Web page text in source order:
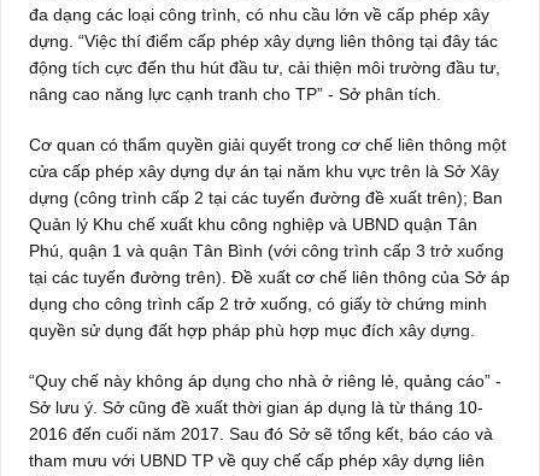
đa dạng các loại công trình, có nhu cầu lớn về cấp phép xây
dựng. “Việc thí điểm cấp phép xây dựng liên thông tại đây tác
động tích cực đến thu hút đầu tư, cải thiện môi trường đầu tư,
nâng cao năng lực cạnh tranh cho TP” - Sở phân tích.
Cơ quan có thẩm quyền giải quyết trong cơ chế liên thông một
cửa cấp phép xây dựng dự án tại năm khu vực trên là Sở Xây
dựng (công trình cấp 2 tại các tuyến đường đề xuất trên); Ban
Quản lý Khu chế xuất khu công nghiệp và UBND quận Tân
Phú, quận 1 và quận Tân Bình (với công trình cấp 3 trở xuống
tại các tuyến đường trên). Đề xuất cơ chế liên thông của Sở áp
dụng cho công trình cấp 2 trở xuống, có giấy tờ chứng minh
quyền sử dụng đất hợp pháp phù hợp mục đích xây dựng.
“Quy chế này không áp dụng cho nhà ở riêng lẻ, quảng cáo” -
Sở lưu ý. Sở cũng đề xuất thời gian áp dụng là từ tháng 10-
2016 đến cuối năm 2017. Sau đó Sở sẽ tổng kết, báo cáo và
tham mưu với UBND TP về quy chế cấp phép xây dựng liên